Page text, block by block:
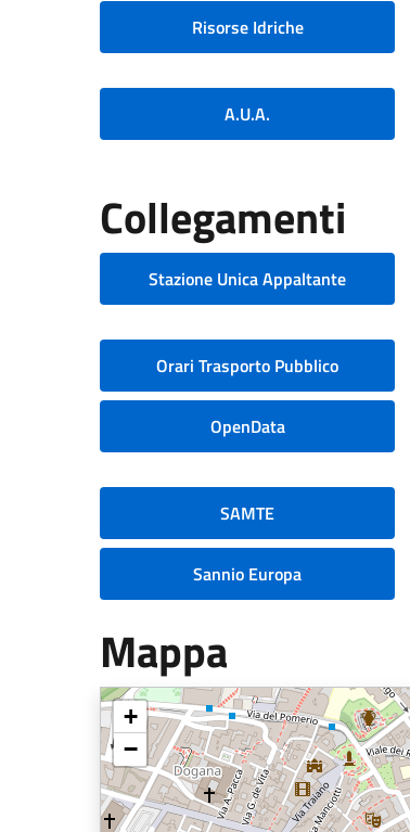
Risorse Idriche
A.U.A.
Collegamenti
Stazione Unica Appaltante
Orari Trasporto Pubblico
OpenData
SAMTE
Sannio Europa
Mappa
+
−